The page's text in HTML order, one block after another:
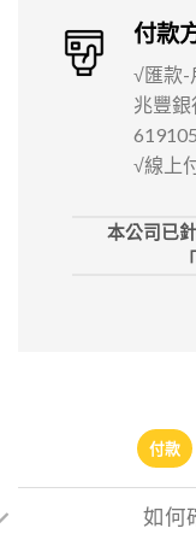
付款
√匯款-
兆豐
619105
√線上
本公司已
付款
如何